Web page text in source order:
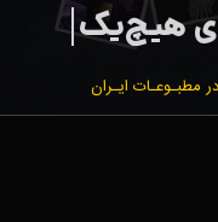
مطبـوعـات ایـران